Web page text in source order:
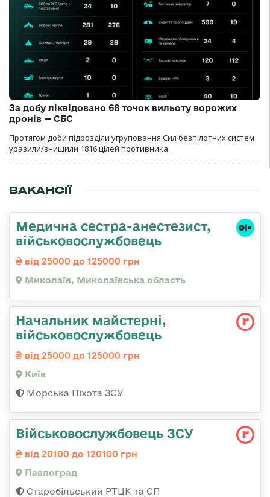
За добу ліквідовано 68 точок вильоту ворожих
дронів — СБС
Протягом доби підрозділи угруповання Сил безпілотних систем
уразили/знищили 1816 цілей противника.
ВАКАНСІЇ
Медична сестpа-анестезист,
військовослужбовець
від 25000 до 125000 грн
Миколаїв, Миколаївська область
Начальник майстерні,
військовослужбовець
від 25000 до 125000 грн
Київ
Морська Піхота ЗСУ
Військовослужбовець ЗСУ
від 20100 до 120100 грн
Павлоград
Старобільський РТЦК та СП